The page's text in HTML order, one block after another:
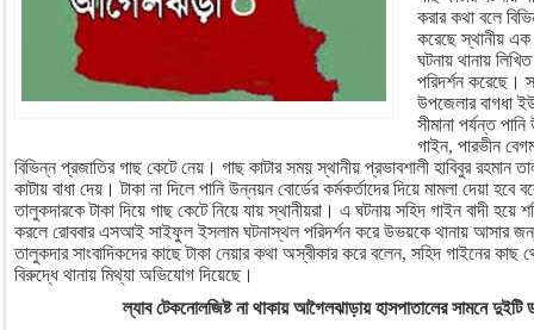
করার কথা বলে
করেছে স্থানীয় এক
ঘটনায় থানায়
পরিদর্শন করেছে।
উপজেলার বাগধা
সীমানা পর্যন্ত
গাইন, পারভীন
বিভিন্ন প্রজাতির গাছ কেটে নেয়। গাছ কাটার সময় স্থানীয় প্রভাবশালী হাবিবুর রহমান
কাটায় বাধা দেয়। টাকা না দিলে পানি উন্নয়ন বোর্ডের কর্মকর্তাদের দিয়ে মামলা দেয়া হবে
তালুকদারকে টাকা দিয়ে গাছ কেটে নিয়ে যায় স্থানীয়রা। এ ঘটনায় সহিদ গাইন বাদী হয়ে
করলে রোববার এসআই সাইফুল ইসলাম ঘটনাস্থল পরিদর্শন করে উভয়কে থানায় আসার
তালুকদার সাংবাদিকদের কাছে টাকা নেয়ার কথা অস্বীকার করে বলেন, সহিদ গাইনের
বিরুদ্ধে থানায় মিথ্যা অভিযোগ দিয়েছে।
ল্যাব টেকনোলজিষ্ট না থাকায়আগৈলঝাড়ায় হাসপাতালের সামনে দুইটি